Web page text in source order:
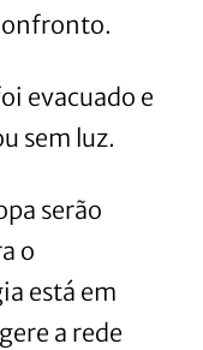
evacuado e
sem luz.
serão
o
está em
a rede